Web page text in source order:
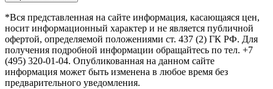
*Вся представленная на сайте информация, касающаяся цен,
носит информационный характер и не является публичной
офертой, определяемой положениями ст. 437 (2) ГК РФ. Для
получения подробной информации обращайтесь по тел. +7
(495) 320-01-04. Опубликованная на данном сайте
информация может быть изменена в любое время без
предварительного уведомления.